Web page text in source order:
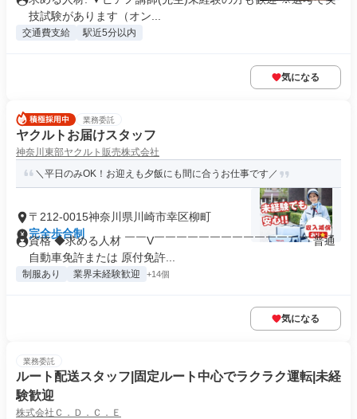
技試験があります（オン...
交通費支給 駅近5分以内
気になる
業務委託
ヤクルトお届けスタッフ
神奈川東部ヤクルト販売株式会社
＼平日のみOK！お迎えも夕飯にも間に合うお仕事です／
〒212-0015神奈川県川崎市幸区柳町
完全歩合制
資格 ◆求める人材 ￣￣V￣￣￣￣￣￣￣￣￣￣￣￣￣￣ 普通
自動車免許または 原付免許...
制服あり 業界未経験歓迎 +14個
気になる
業務委託
ルート配送スタッフ|固定ルート中心でラクラク運転|未経
験歓迎
株式会社Ｃ．Ｄ．Ｃ．Ｅ